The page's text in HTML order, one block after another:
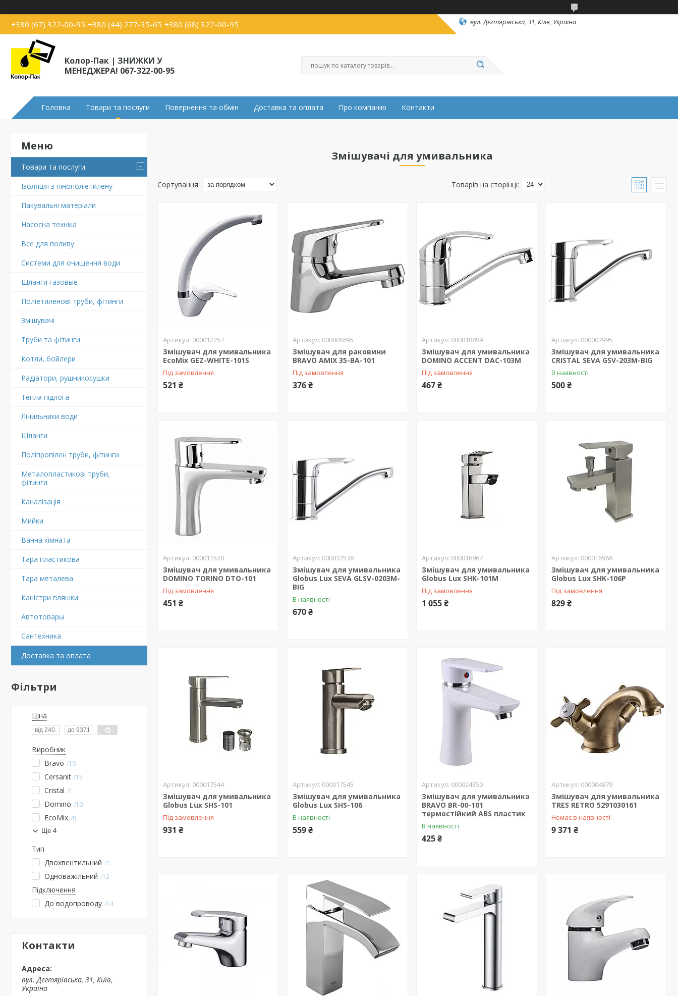
+380 (67) 322-00-95 +380 (44) 277-35-65 +380 (68) 322-00-95 вул. Дегтярівська, 31, Київ, Україна
Колор-Пак | ЗНИЖКИ У
МЕНЕДЖЕРА! 067-322-00-95
Головна Товари та послуги Повернення та обмін Доставка та оплата Про компанію Контакти
Товари та послуги
Ізоляція з пінополіетилену
Пакувальні матеріали
Насосна техніка
Все для поливу
Системи для очищення води
Шланги газовые
Поліетиленові труби, фітинги
Змішувачі
Труби та фітинги
Котли, бойлери
Радіатори, рушникосушки
Тепла підлога
Лічильники води
Шланги
Поліпропілен труби, фітинги
Металопластикові труби,
фітинги
Каналізація
Мийки
Ванна кімната
Тара пластикова
Тара металева
Каністри пляшки
Автотовары
Сантехника
Доставка та оплата
Фільтри
Ціна
Виробник
Bravo
10
Cersanit 15
Cristal 1
Domino 10
EcoMix 8
Ще 4
Тип
Двохвентильний
1
Одноважільний 12
Підключення
До водопроводу 14
Контакти
вул. Дегтярівська, 31, Київ,
Україна
Змішувачі для умивальника
000012257
Змішувач для умивальника
EcoMix GEZ-WHITE-101S
Під замовлення
521 ₴
000005895
Змішувач для раковини
BRAVO AMIX 35-BA-101
Під замовлення
376 ₴
000010899
Змішувач для умивальника
DOMINO ACCENT DAC-103M
Під замовлення
467 ₴
000007995
Змішувач для умивальника
CRISTAL SEVA GSV-203М-BIG
В наявності
500 ₴
000011520
Змішувач для умивальника
DOMINO TORINO DTO-101
Під замовлення
451 ₴
000012538
Змішувач для умивальника
Globus Lux SEVA GLSV-0203M-
BIG
В наявності
670 ₴
000016967
Змішувач для умивальника
Globus Lux SHK-101M
Під замовлення
1 055 ₴
000016968
Змішувач для умивальника
Globus Lux SHK-106P
Під замовлення
829 ₴
000017544
Змішувач для умивальника
Globus Lux SHS-101
Під замовлення
931 ₴
000017545
Змішувач для умивальника
Globus Lux SHS-106
В наявності
559 ₴
000024350
Змішувач для умивальника
BRAVO BR-00-101
термостійкий ABS пластик
В наявності
425 ₴
000004879
Змішувач для умивальника
TRES RETRO 5291030161
Немає в наявності
9 371 ₴